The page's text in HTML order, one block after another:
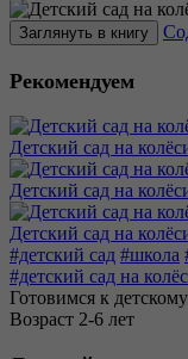
Заглянуть в книгу
Рекомендуем
Детский сад на
Детский сад на
Детский сад на
#детский сад #школа
#детский сад на
Готовимся к
Возраст 2-6 лет